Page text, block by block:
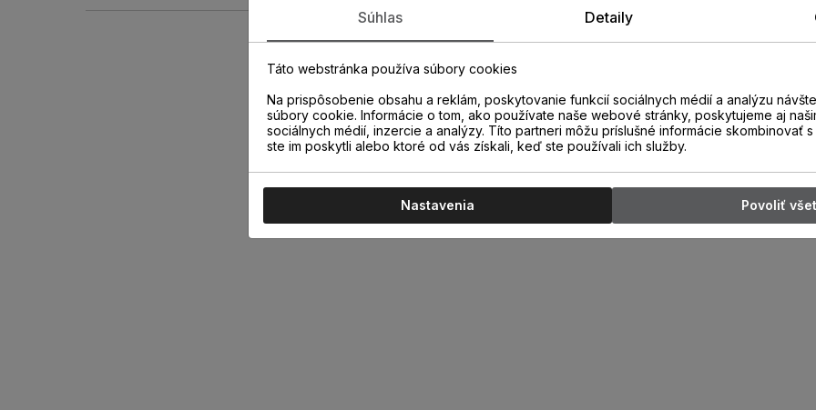
Súhlas Detaily
Táto webstránka používa súbory cookies
Na prispôsobenie obsahu a reklám, poskytovanie funkcií sociálnych médií a analýzu
súbory cookie. Informácie o tom, ako používate naše webové stránky, poskytujeme aj
sociálnych médií, inzercie a analýzy. Títo partneri môžu príslušné informácie skombinovať
ste im poskytli alebo ktoré od vás získali, keď ste používali ich služby.
Nastavenia Povoliť